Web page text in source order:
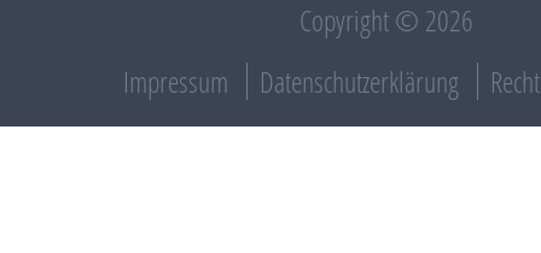
Copyright © 2026
Impressum
Datenschutzerklärung